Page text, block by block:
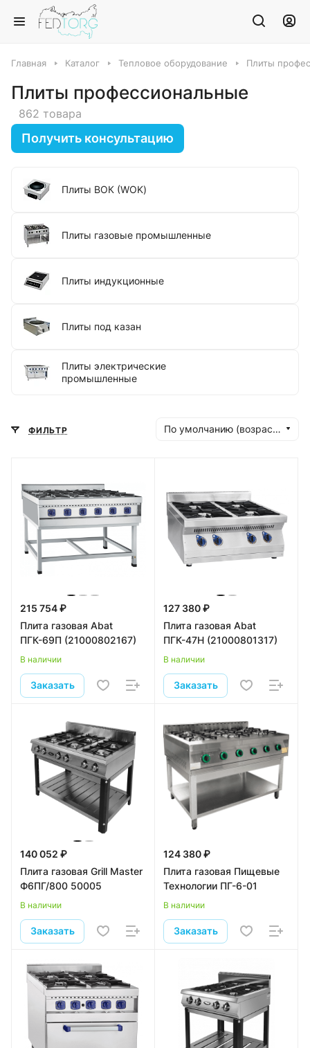
Главная Каталог Тепловое оборудование Плиты
Плиты профессиональные
862 товара
Получить консультацию
Плиты ВОК (WOK)
Плиты газовые промышленные
Плиты индукционные
Плиты под казан
Плиты электрические
промышленные
ФИЛЬТР По умолчанию (возрастание)
215 754 ₽
Плита газовая Abat
ПГК-69П (21000802167)
В наличии
Заказать
127 380 ₽
Плита газовая Abat
ПГК-47Н (21000801317)
В наличии
Заказать
140 052 ₽
Плита газовая Grill Master
Ф6ПГ/800 50005
В наличии
Заказать
124 380 ₽
Плита газовая Пищевые
Технологии ПГ-6-01
В наличии
Заказать